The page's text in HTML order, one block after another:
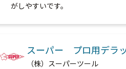
がしやすいです。
スーパー プロ用デラ
（株）スーパーツール